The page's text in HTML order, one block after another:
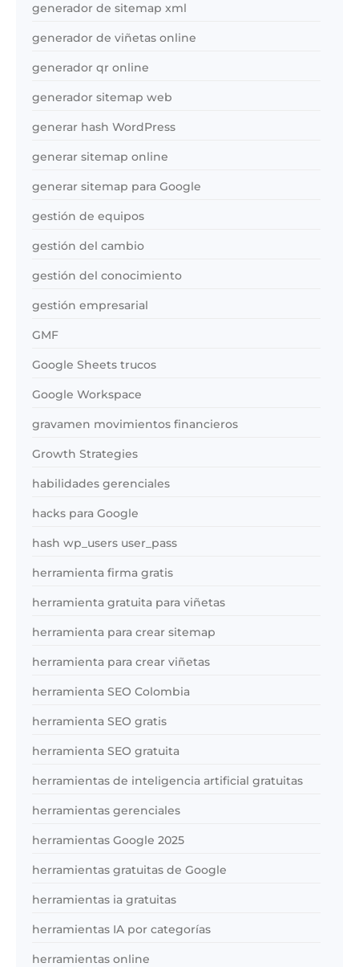
generador de sitemap xml
generador de viñetas online
generador qr online
generador sitemap web
generar hash WordPress
generar sitemap online
generar sitemap para Google
gestión de equipos
gestión del cambio
gestión del conocimiento
gestión empresarial
GMF
Google Sheets trucos
Google Workspace
gravamen movimientos financieros
Growth Strategies
habilidades gerenciales
hacks para Google
hash wp_users user_pass
herramienta firma gratis
herramienta gratuita para viñetas
herramienta para crear sitemap
herramienta para crear viñetas
herramienta SEO Colombia
herramienta SEO gratis
herramienta SEO gratuita
herramientas de inteligencia artificial gratuitas
herramientas gerenciales
herramientas Google 2025
herramientas gratuitas de Google
herramientas ia gratuitas
herramientas IA por categorías
herramientas online